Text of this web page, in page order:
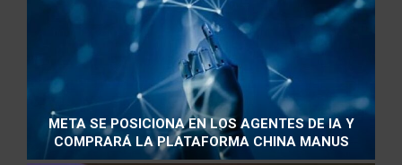
META SE POSICIONA EN LOS AGENTES DE IA Y
COMPRARÁ LA PLATAFORMA CHINA MANUS